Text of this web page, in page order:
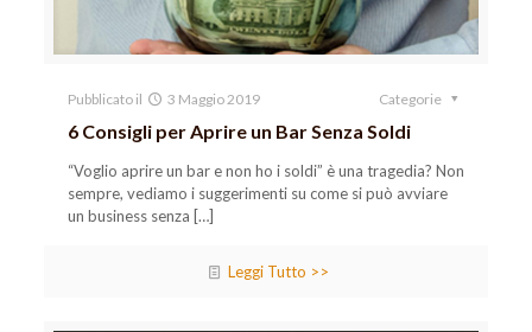
Pubblicato il 3 Maggio 2019 Categorie
6 Consigli per Aprire un Bar Senza Soldi
“Voglio aprire un bar e non ho i soldi” è una tragedia? Non
sempre, vediamo i suggerimenti su come si può avviare
un business senza […]
Leggi Tutto >>